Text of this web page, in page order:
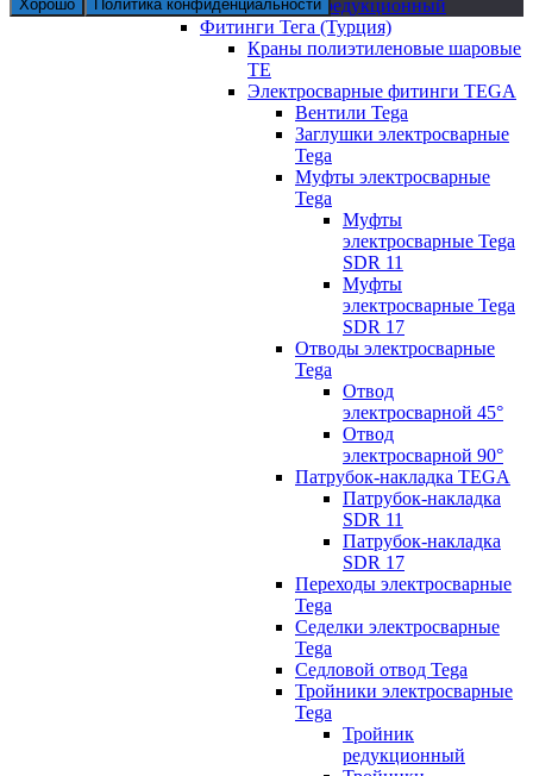
Тройник редукционный
Фитинги Тега (Турция)
Краны полиэтиленовые шаровые
TE
Электросварные фитинги TEGA
Вентили Tega
Заглушки электросварные
Tega
Муфты электросварные
Tega
Муфты
электросварные Tega
SDR 11
Муфты
электросварные Tega
SDR 17
Отводы электросварные
Tega
Отвод
электросварной 45°
Отвод
электросварной 90°
Патрубок-накладка TEGA
Патрубок-накладка
SDR 11
Патрубок-накладка
SDR 17
Переходы электросварные
Tega
Седелки электросварные
Tega
Седловой отвод Tega
Тройники электросварные
Tega
Тройник
редукционный
Хорошо Политика конфиденциальности